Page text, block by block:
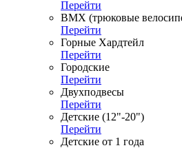
Перейти
ВМХ (трюковые
Перейти
Горные Хардтейл
Перейти
Городские
Перейти
Двухподвесы
Перейти
Детские (12"-20")
Перейти
Детские от 1 года